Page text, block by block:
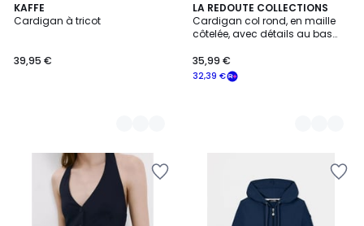
KAFFE
Cardigan à tricot
39,95 €
6
Couleurs
LA REDOUTE COLLECTIONS
Cardigan col rond, en maille
côtelée, avec détails au bas
32,39 €
35,99 €
4
Couleurs